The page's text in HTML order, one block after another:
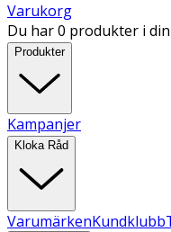
Varukorg
Du har 0 produkter i
Produkter
Kampanjer
Kloka Råd
VarumärkenKundklubb